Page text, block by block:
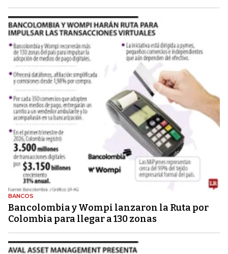
BANCOS
Bancolombia y Wompi lanzaron la Ruta por
Colombia para llegar a 130 zonas